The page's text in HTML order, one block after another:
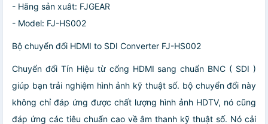
- Hãng sản xuât: FJGEAR
- Model: FJ-HS002
Bộ chuyển đổi HDMI to SDI Converter FJ-HS002
Chuyển đổi Tín Hiệu từ cổng HDMI sang chuẩn BNC ( SDI )
giúp bạn trải nghiệm hình ảnh kỹ thuật số. bộ chuyển đổi này
không chỉ đáp ứng được chất lượng hình ảnh HDTV, nó cũng
đáp ứng các tiêu chuẩn cao về âm thanh kỹ thuật số. Nó cải